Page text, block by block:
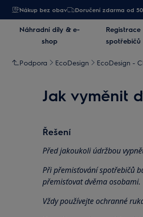
Nákup bez obav Doručení zdarma od
Náhradní díly & e-
shop
Registrace
spotřebičů
Podpora EcoDesign EcoDesign -
Jak vyměnit
Řešení
Před jakoukoli údržbou
Při přemisťování spotřebičů
přemisťovat dvěma osobami.
Vždy používejte ochranné